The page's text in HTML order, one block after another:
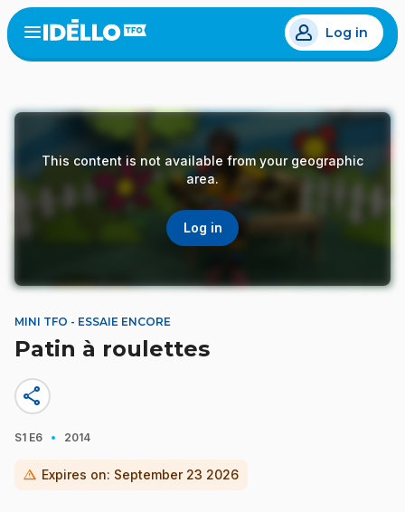
Skip
to
main
Open
menu
Log in
This content is not available from your geographic
area.
Log in
MINI TFO - ESSAIE ENCORE
Patin à roulettes
share
S1 E6 · 2014
warning Expires on: September 23 2026